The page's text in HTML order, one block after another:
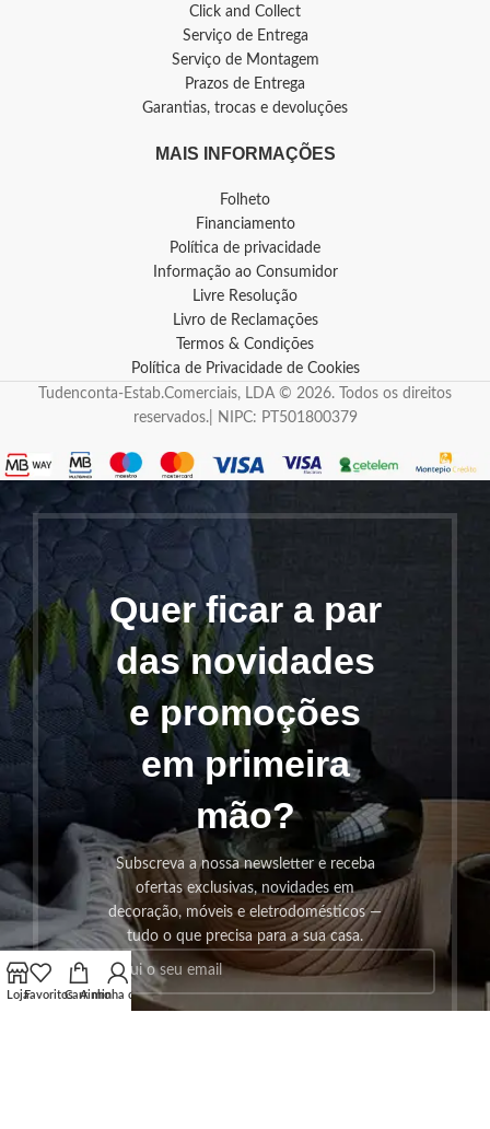
Click and Collect
Serviço de Entrega
Serviço de Montagem
Prazos de Entrega
Garantias, trocas e devoluções
MAIS INFORMAÇÕES
Folheto
Financiamento
Política de privacidade
Informação ao Consumidor
Livre Resolução
Livro de Reclamações
Termos & Condições
Política de Privacidade de Cookies
Tudenconta-Estab.Comerciais, LDA © 2026. Todos os direitos
reservados.| NIPC: PT501800379
Quer ficar a par
das novidades
e promoções
em primeira
mão?
Subscreva a nossa newsletter e receba
ofertas exclusivas, novidades em
decoração, móveis e eletrodomésticos —
tudo o que precisa para a sua casa.
LojaFavoritosCarrinho
A minha conta